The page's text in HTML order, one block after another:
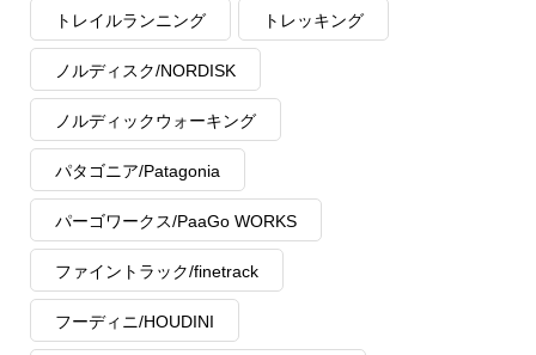
トレイルランニング トレッキング
ノルディスク/NORDISK
ノルディックウォーキング
パタゴニア/Patagonia
パーゴワークス/PaaGo WORKS
ファイントラック/finetrack
フーディニ/HOUDINI